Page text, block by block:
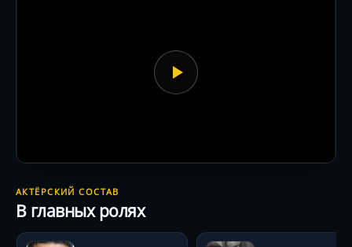
АКТЁРСКИЙ СОСТАВ
В главных ролях